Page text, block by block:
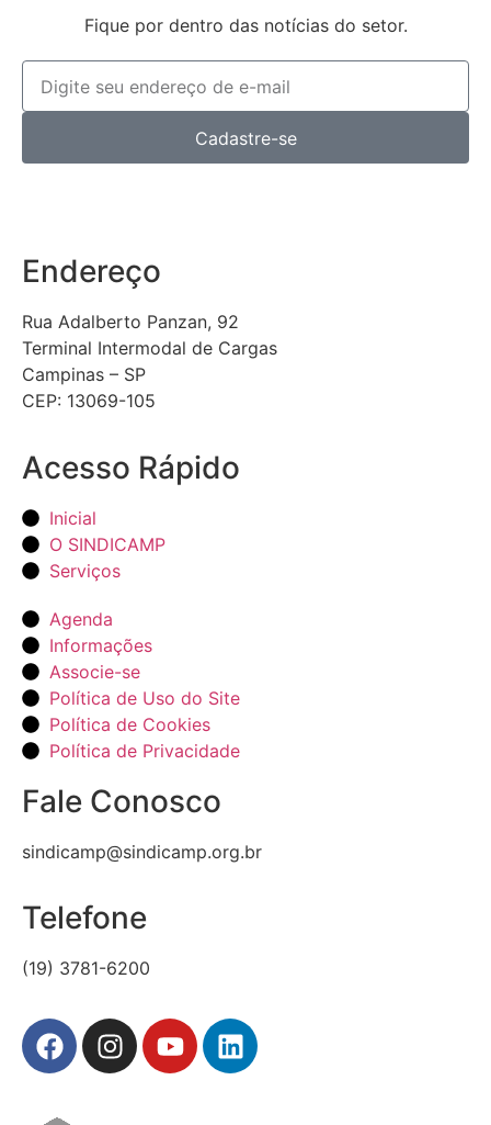
Fique por dentro das notícias do setor.
Cadastre-se
Endereço
Rua Adalberto Panzan, 92
Terminal Intermodal de Cargas
Campinas – SP
CEP: 13069-105
Acesso Rápido
Inicial
O SINDICAMP
Serviços
Agenda
Informações
Associe-se
Política de Uso do Site
Política de Cookies
Política de Privacidade
Fale Conosco
sindicamp@sindicamp.org.br
Telefone
(19) 3781-6200